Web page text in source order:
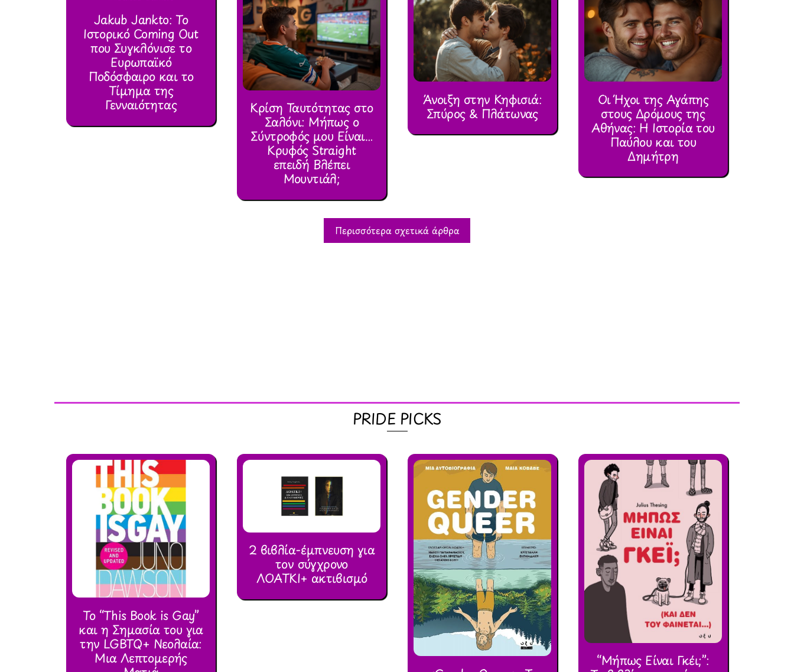
Jakub Jankto: Το
Ιστορικό Coming Out
που Συγκλόνισε το
Ευρωπαϊκό
Ποδόσφαιρο και το
Τίμημα της
Γενναιότητας
Κρίση Ταυτότητας στο
Σαλόνι: Μήπως ο
Σύντροφός μου Είναι…
Κρυφός Straight
επειδή Βλέπει
Μουντιάλ;
Άνοιξη στην Κηφισιά:
Σπύρος & Πλάτωνας
Οι Ήχοι της Αγάπης
στους Δρόμους της
Αθήνας: Η Ιστορία του
Παύλου και του
Δημήτρη
Περισσότερα σχετικά άρθρα
PRIDE PICKS
Το “This Book is Gay”
και η Σημασία του για
την LGBTQ+ Νεολαία:
Μια Λεπτομερής
2 βιβλία-έμπνευση για
τον σύγχρονο
ΛΟΑΤΚΙ+ ακτιβισμό
“Μήπως Είναι Γκέι;”: